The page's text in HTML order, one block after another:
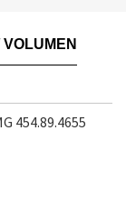
454.89.4655